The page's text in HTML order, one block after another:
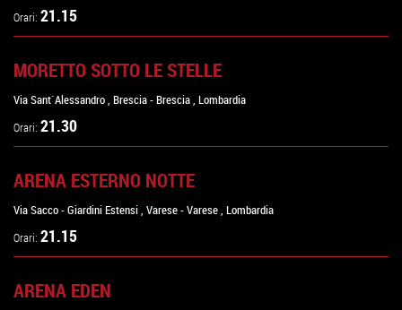
Orari: 21.15
MORETTO SOTTO LE STELLE
Via Sant`Alessandro, Brescia-Brescia, Lombardia
Orari: 21.30
ARENA ESTERNO NOTTE
Via Sacco - Giardini Estensi, Varese-Varese, Lombardia
Orari: 21.15
ARENA EDEN